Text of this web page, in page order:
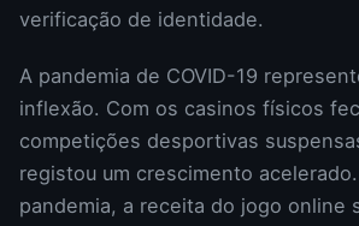
verificação de identidade.
A pandemia de COVID-19
inflexão. Com os casinos físicos
competições desportivas
registou um crescimento
pandemia, a receita do jogo online